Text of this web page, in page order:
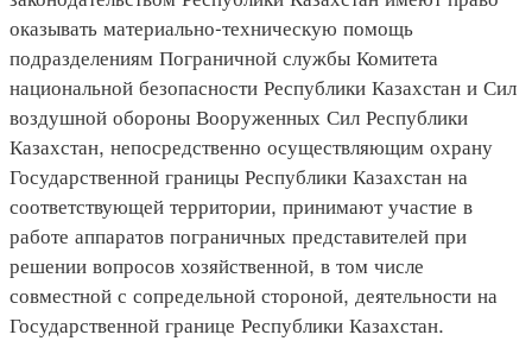
оказывать материально-техническую помощь
подразделениям Пограничной службы Комитета
национальной безопасности Республики Казахстан и Сил
воздушной обороны Вооруженных Сил Республики
Казахстан, непосредственно осуществляющим охрану
Государственной границы Республики Казахстан на
соответствующей территории, принимают участие в
работе аппаратов пограничных представителей при
решении вопросов хозяйственной, в том числе
совместной с сопредельной стороной, деятельности на
Государственной границе Республики Казахстан.